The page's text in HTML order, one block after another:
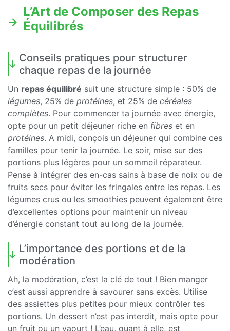
L’Art de Composer des Repas
Équilibrés
Conseils pratiques pour structurer
chaque repas de la journée
Un repas équilibré suit une structure simple : 50% de
légumes, 25% de protéines, et 25% de céréales
complètes. Pour commencer ta journée avec énergie,
opte pour un petit déjeuner riche en fibres et en
protéines. A midi, conçois un déjeuner qui combine ces
familles pour tenir la journée. Le soir, mise sur des
portions plus légères pour un sommeil réparateur.
Pense à intégrer des en-cas sains à base de noix ou de
fruits secs pour éviter les fringales entre les repas. Les
légumes crus ou les smoothies peuvent également être
d’excellentes options pour maintenir un niveau
d’énergie constant tout au long de la journée.
L’importance des portions et de la
modération
Ah, la modération, c’est la clé de tout ! Bien manger
c’est aussi apprendre à savourer sans excès. Utilise
des assiettes plus petites pour mieux contrôler tes
portions. Un dessert n’est pas interdit, mais opte pour
un fruit ou un yaourt ! L’eau, quant à elle, est